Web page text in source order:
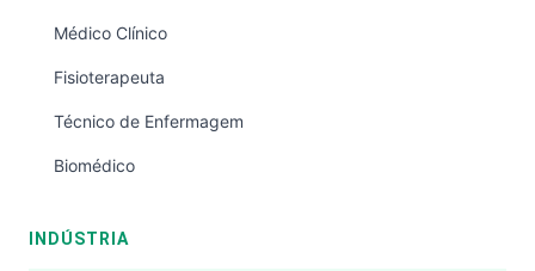
Médico Clínico
Fisioterapeuta
Técnico de Enfermagem
Biomédico
INDÚSTRIA